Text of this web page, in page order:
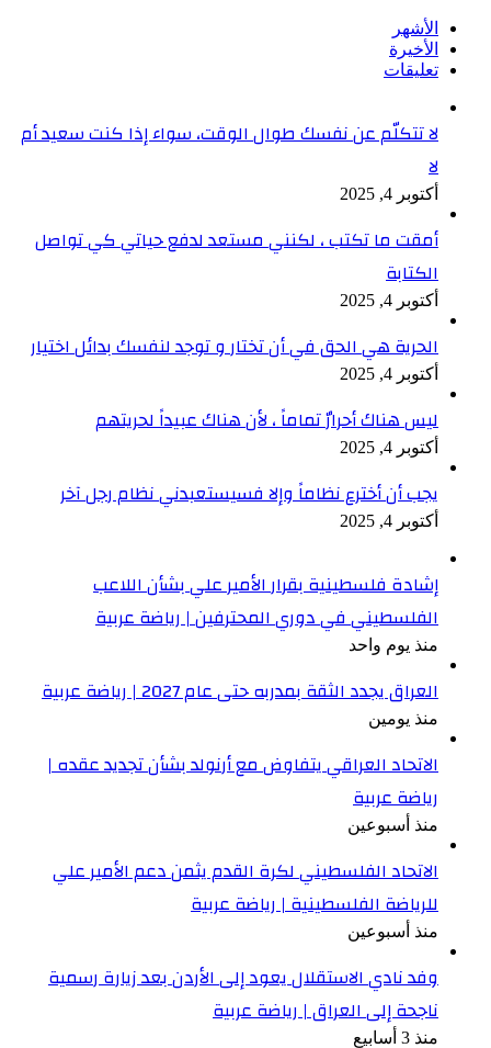
الأشهر
الأخيرة
تعليقات
لا تتكلّم عن نفسك طوال الوقت، سواء إذا كنت سعيد أم
لا
أكتوبر 4, 2025
أمقت ما تكتب ، لكنني مستعد لدفع حياتي كي تواصل
الكتابة
أكتوبر 4, 2025
الحرية هي الحق في أن تختار و توجد لنفسك بدائل اختيار
أكتوبر 4, 2025
ليس هناك أحرارٌ تماماً ، لأن هناك عبيداً لحريتهم
أكتوبر 4, 2025
يجب أن أخترع نظاماً وإلا فسيستعبدني نظام رجل آخر
أكتوبر 4, 2025
إشادة فلسطينية بقرار الأمير علي بشأن اللاعب
الفلسطيني في دوري المحترفين | رياضة عربية
منذ يوم واحد
العراق يجدد الثقة بمدربه حتى عام 2027 | رياضة عربية
منذ يومين
الاتحاد العراقي يتفاوض مع أرنولد بشأن تجديد عقده |
رياضة عربية
منذ أسبوعين
الاتحاد الفلسطيني لكرة القدم يثمن دعم الأمير علي
للرياضة الفلسطينية | رياضة عربية
منذ أسبوعين
وفد نادي الاستقلال يعود إلى الأردن بعد زيارة رسمية
ناجحة إلى العراق | رياضة عربية
منذ 3 أسابيع